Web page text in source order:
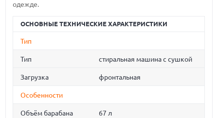
одежде.
ОСНОВНЫЕ ТЕХНИЧЕСКИЕ ХАРАКТЕРИСТИКИ
Тип
Тип стиральная машина с сушкой
Загрузка фронтальная
Особенности
Объём барабана 67 л